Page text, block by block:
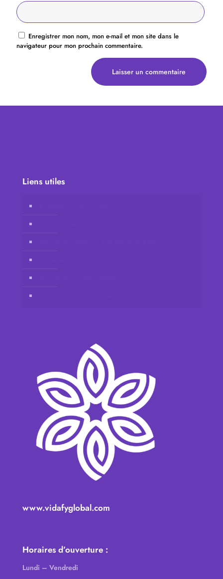
Enregistrer mon nom, mon e-mail et mon site dans le
navigateur pour mon prochain commentaire.
Liens utiles
www.vidafyglobal.com
Horaires d’ouverture :
Lundi – Vendredi